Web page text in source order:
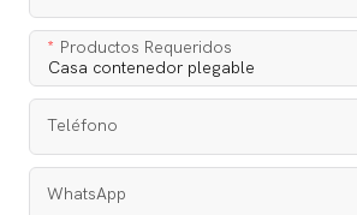
Productos Requeridos
Teléfono
WhatsApp